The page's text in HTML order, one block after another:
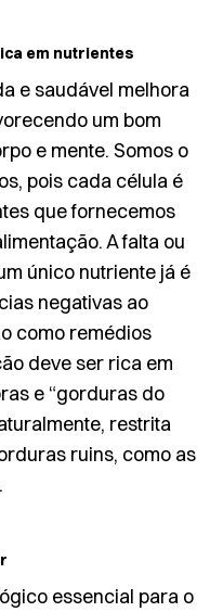
em nutrientes
e saudável melhora
um bom
e mente. Somos o
pois cada célula é
que fornecemos
A falta ou
único nutriente já é
negativas ao
como remédios
deve ser rica em
e “gorduras do
restrita
ruins, como as
essencial para o